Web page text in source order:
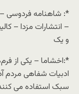
*: شاهنامه فردوسی
– انتشارات مزدا –
و یک
*:اخشاما – یکی از
ادبیات شفاهی مردم
سبک استفاده می